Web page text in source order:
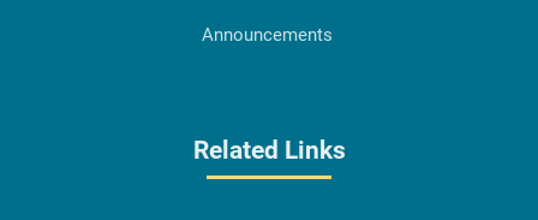
Announcements
Related Links